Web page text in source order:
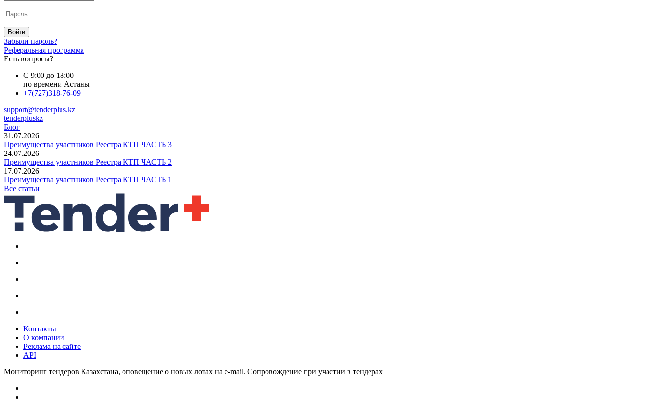
Войти
Забыли пароль?
Реферальная программа
Есть вопросы?
С 9:00 до 18:00
по времени Астаны
+7(727)318-76-09
support@tenderplus.kz
tenderpluskz
Блог
31.07.2026
Преимущества участников Реестра КТП ЧАСТЬ 3
24.07.2026
Преимущества участников Реестра КТП ЧАСТЬ 2
17.07.2026
Преимущества участников Реестра КТП ЧАСТЬ 1
Все статьи
Контакты
О компании
Реклама на сайте
API
Мониторинг тендеров Казахстана, оповещение о новых лотах на e-mail. Сопровождение при участии в тендерах